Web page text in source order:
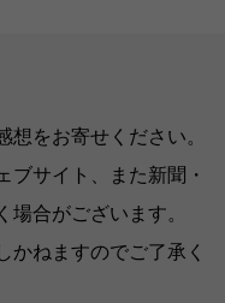
をお寄せください。
ブサイト、また新聞・
場合がございます。
ねますのでご了承く